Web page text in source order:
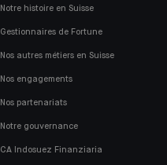
Notre histoire en Suisse
Gestionnaires de Fortune
Nos autres métiers en Suisse
Nos engagements
Nos partenariats
Notre gouvernance
CA Indosuez Finanziaria